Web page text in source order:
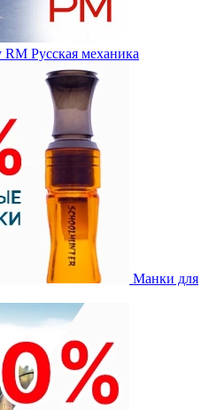
Русская механика
Манки для